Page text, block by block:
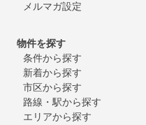
メルマガ設定
物件を探す
条件から探す
新着から探す
市区から探す
路線・駅から探す
エリアから探す